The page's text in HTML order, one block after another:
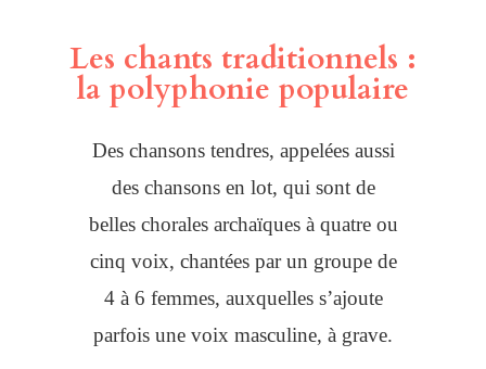
Les chants traditionnels :
la polyphonie populaire
Des chansons tendres, appelées aussi
des chansons en lot, qui sont de
belles chorales archaïques à quatre ou
cinq voix, chantées par un groupe de
4 à 6 femmes, auxquelles s’ajoute
parfois une voix masculine, à grave.